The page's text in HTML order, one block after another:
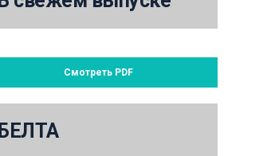
Смотреть PDF
БЕЛТА